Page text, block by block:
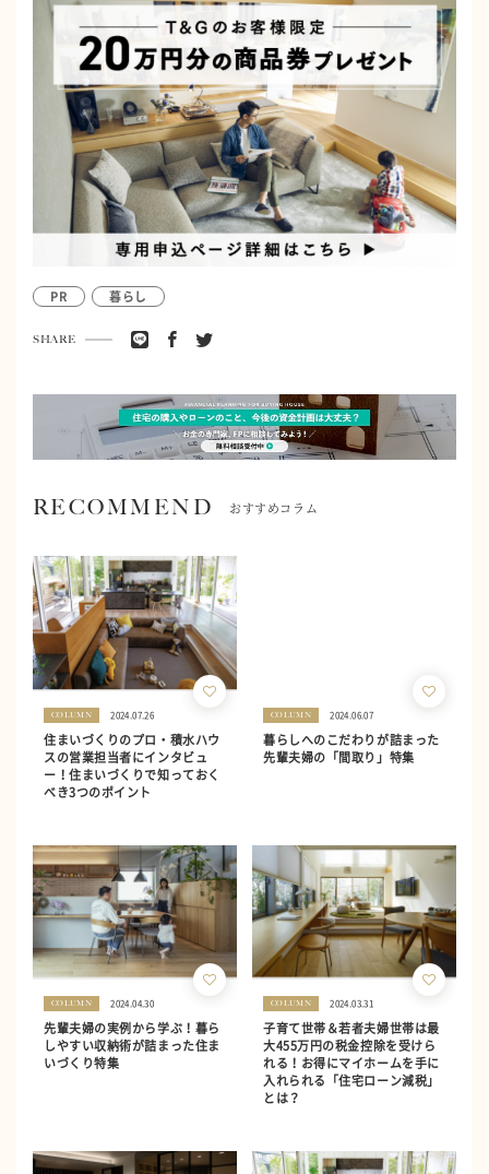
PR 暮らし
SHARE
RECOMMEND おすすめコラム
COLUMN 2024.07.26
住まいづくりのプロ・積水ハウ
スの営業担当者にインタビュ
ー！住まいづくりで知っておく
べき3つのポイント
COLUMN 2024.06.07
暮らしへのこだわりが詰まった
先輩夫婦の「間取り」特集
COLUMN 2024.04.30
先輩夫婦の実例から学ぶ！暮ら
しやすい収納術が詰まった住ま
いづくり特集
COLUMN 2024.03.31
子育て世帯＆若者夫婦世帯は最
大455万円の税金控除を受けら
れる！お得にマイホームを手に
入れられる「住宅ローン減税」
とは？